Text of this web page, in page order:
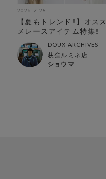
2026-7-28
【夏もトレンド‼︎】オスス
メレースアイテム特集‼︎
DOUX ARCHIVES
荻窪ルミネ店
ショウマ